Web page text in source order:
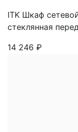
ITK Шкаф
стеклянная
14 246 ₽